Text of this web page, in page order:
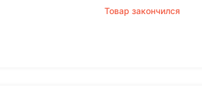
Товар закончился